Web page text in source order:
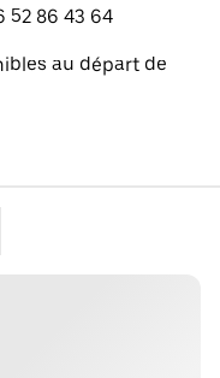
52 86 43 64
au départ de